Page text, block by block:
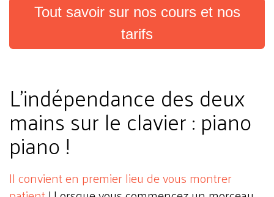
Tout savoir sur nos cours et nos
tarifs
L’indépendance des deux
mains sur le clavier : piano
piano !
Il convient en premier lieu de vous montrer